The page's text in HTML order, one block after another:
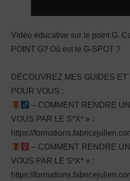
Vidéo éducative sur le point G.
POINT G? Où est le G-SPOT ?
DÉCOUVREZ MES GUIDES
POUR VOUS :
– COMMENT RENDRE
VOUS PAR LE S*X* » :
https://
– COMMENT RENDRE
VOUS PAR LE S*X* » :
https://